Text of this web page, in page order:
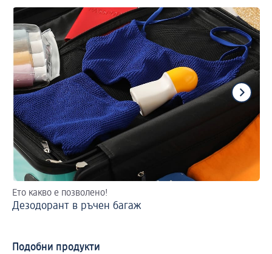
Ето какво е позволено!
Дезодорант в ръчен багаж
Подобни продукти